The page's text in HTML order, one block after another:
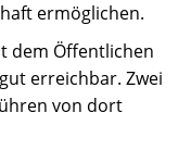
ermöglichen.
dem Öffentlichen
erreichbar. Zwei
von dort